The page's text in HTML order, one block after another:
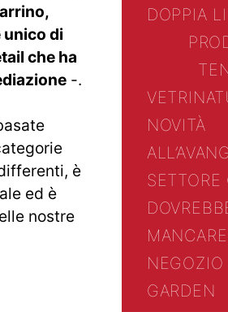
di
che ha
-.
è
ed è
nostre
DOPPIA
VETRINA
NOVITÀ
GARDEN